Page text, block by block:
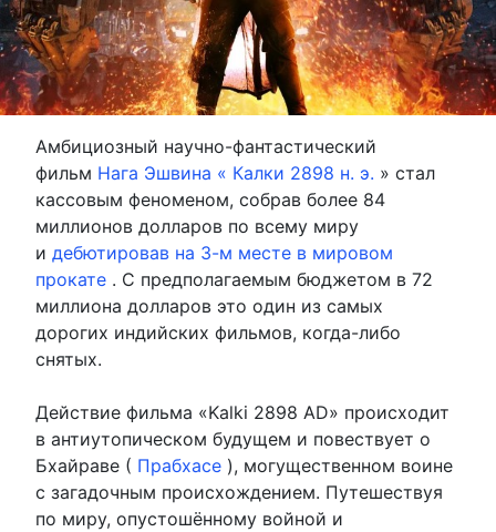
Амбициозный научно-фантастический
фильм Нага Эшвина « Калки 2898 н. э. » стал
кассовым феноменом, собрав более 84
миллионов долларов по всему миру
и дебютировав на 3-м месте в мировом
прокате . С предполагаемым бюджетом в 72
миллиона долларов это один из самых
дорогих индийских фильмов, когда-либо
снятых.
Действие фильма «Kalki 2898 AD» происходит
в антиутопическом будущем и повествует о
Бхайраве ( Прабхасе ), могущественном воине
с загадочным происхождением. Путешествуя
по миру, опустошённому войной и